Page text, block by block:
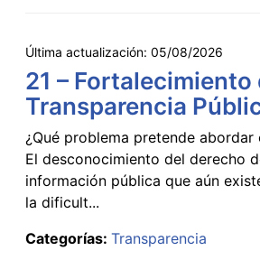
Última actualización: 05/08/2026
21 – Fortalecimiento
Transparencia
¿Qué problema pretende
El desconocimiento del derecho
información pública que aún
la dificult...
Categorías: Transparencia